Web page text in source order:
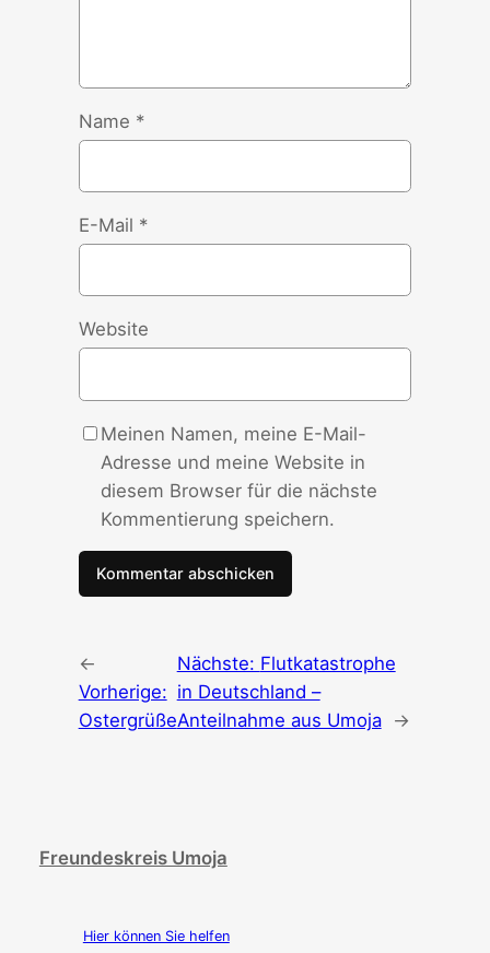
Name *
E-Mail *
Website
Meinen Namen, meine E-Mail-
Adresse und meine Website in
diesem Browser für die nächste
Kommentierung speichern.
←
Vorherige:
Ostergrüße
Nächste: Flutkatastrophe
in Deutschland –
Anteilnahme aus Umoja
→
Freundeskreis Umoja
Hier können Sie helfen